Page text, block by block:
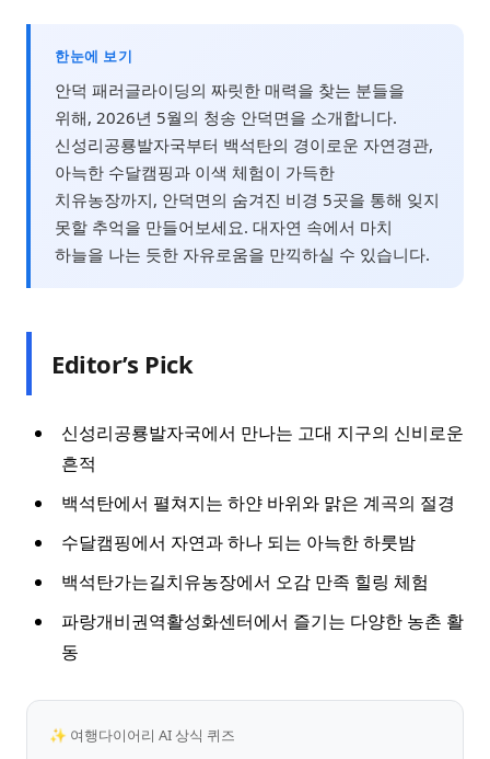
한눈에 보기
안덕 패러글라이딩의 짜릿한 매력을 찾는 분들을
위해, 2026년 5월의 청송 안덕면을 소개합니다.
신성리공룡발자국부터 백석탄의 경이로운 자연경관,
아늑한 수달캠핑과 이색 체험이 가득한
치유농장까지, 안덕면의 숨겨진 비경 5곳을 통해 잊지
못할 추억을 만들어보세요. 대자연 속에서 마치
하늘을 나는 듯한 자유로움을 만끽하실 수 있습니다.
Editor’s Pick
신성리공룡발자국에서 만나는 고대 지구의 신비로운
흔적
백석탄에서 펼쳐지는 하얀 바위와 맑은 계곡의 절경
수달캠핑에서 자연과 하나 되는 아늑한 하룻밤
백석탄가는길치유농장에서 오감 만족 힐링 체험
파랑개비권역활성화센터에서 즐기는 다양한 농촌 활
동
✨ 여행다이어리 AI 상식 퀴즈